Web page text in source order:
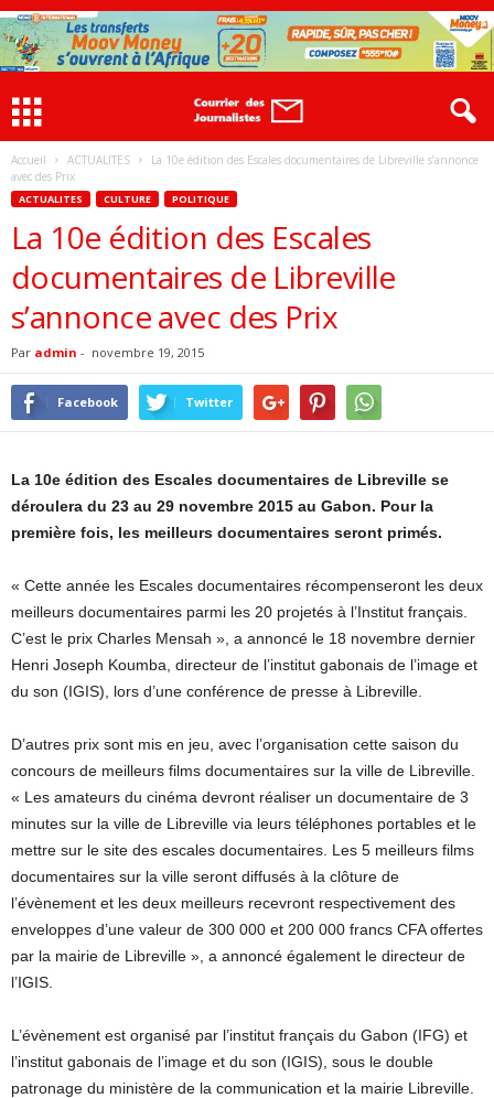
Accueil ACTUALITES
La 10e édition des Escales documentaires de Libreville s’annonce
avec des Prix
ACTUALITES CULTURE POLITIQUE
La 10e édition des Escales
documentaires de Libreville
s’annonce avec des Prix
Par admin - novembre 19, 2015
Facebook Twitter
La 10e édition des Escales documentaires de Libreville se
déroulera du 23 au 29 novembre 2015 au Gabon. Pour la
première fois, les meilleurs documentaires seront primés.
« Cette année les Escales documentaires récompenseront les deux
meilleurs documentaires parmi les 20 projetés à l’Institut français.
C’est le prix Charles Mensah », a annoncé le 18 novembre dernier
Henri Joseph Koumba, directeur de l’institut gabonais de l’image et
du son (IGIS), lors d’une conférence de presse à Libreville.
D’autres prix sont mis en jeu, avec l’organisation cette saison du
concours de meilleurs films documentaires sur la ville de Libreville.
« Les amateurs du cinéma devront réaliser un documentaire de 3
minutes sur la ville de Libreville via leurs téléphones portables et le
mettre sur le site des escales documentaires. Les 5 meilleurs films
documentaires sur la ville seront diffusés à la clôture de
l’évènement et les deux meilleurs recevront respectivement des
enveloppes d’une valeur de 300 000 et 200 000 francs CFA offertes
par la mairie de Libreville », a annoncé également le directeur de
l’IGIS.
L’évènement est organisé par l’institut français du Gabon (IFG) et
l’institut gabonais de l’image et du son (IGIS), sous le double
patronage du ministère de la communication et la mairie Libreville.